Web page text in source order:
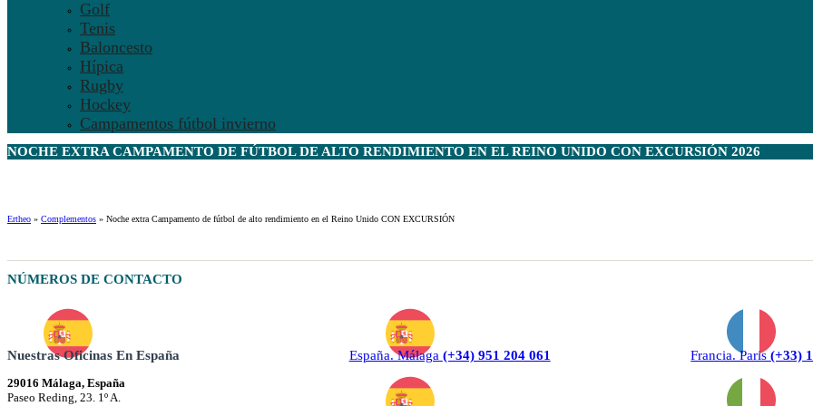
Golf
Tenis
Baloncesto
Hípica
Rugby
Hockey
Campamentos fútbol invierno
NOCHE EXTRA CAMPAMENTO DE FÚTBOL DE ALTO RENDIMIENTO EN EL REINO UNIDO CON EXCURSIÓN 2026
Ertheo » Complementos » Noche extra Campamento de fútbol de alto rendimiento en el Reino Unido CON EXCURSIÓN
NÚMEROS DE CONTACTO
Nuestras Oficinas En España
29016 Málaga, España
Paseo Reding, 23. 1º A.
España. Málaga (+34) 951 204 061 Francia. Paris(+33)